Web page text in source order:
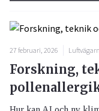
27 februari, 2026
Forskning,